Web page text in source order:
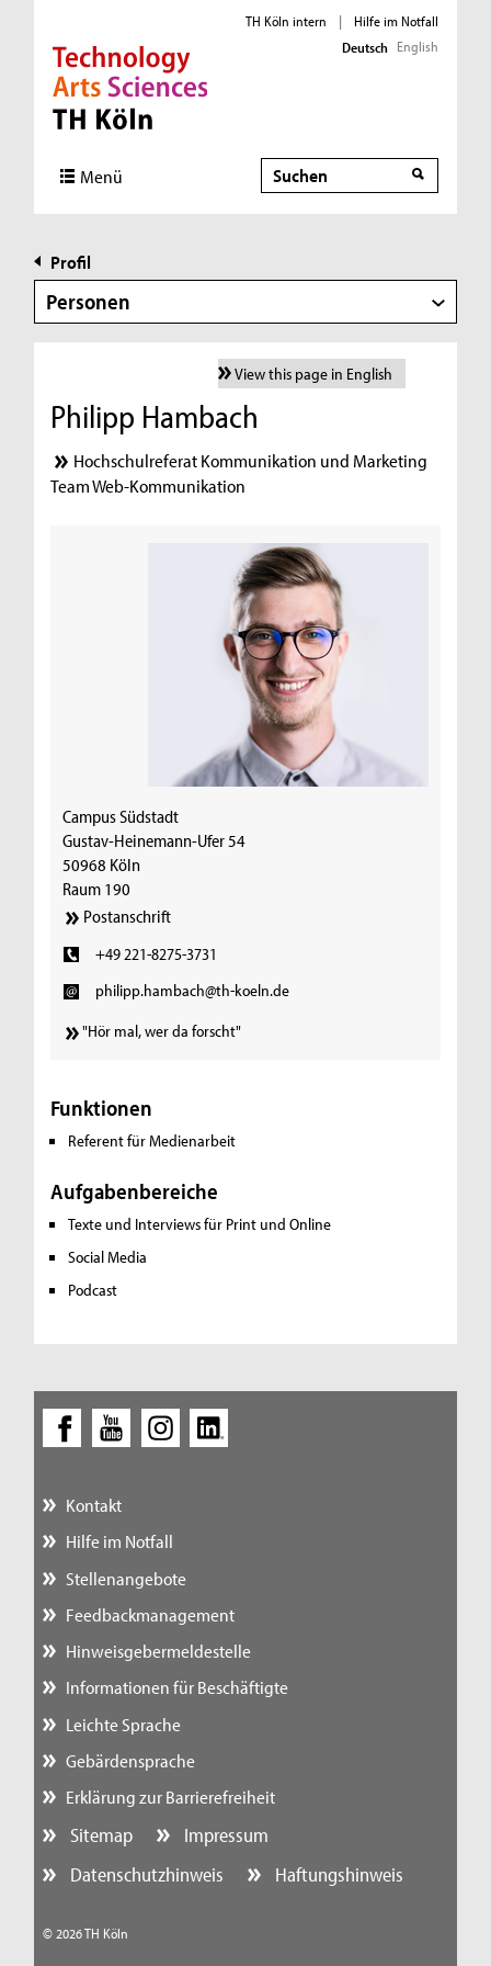
Direkt zur Hauptnavigation
Direkt zur Subnavigation
Direkt zum Inhalt
Direkt zum Fußbereich
TH Köln intern |
Hilfe im Notfall
Deutsch English
Menü Suche
Profil
Personen
View this page in English
Philipp Hambach
Hochschulreferat Kommunikation und Marketing
Team Web-Kommunikation
Campus Südstadt
Gustav-Heinemann-Ufer 54
50968 Köln
Raum 190
Postanschrift
+49 221-8275-3731
philipp.hambach@th-koeln.de
"Hör mal, wer da forscht"
Funktionen
Referent für Medienarbeit
Aufgabenbereiche
Texte und Interviews für Print und Online
Social Media
Podcast
Kontakt
Hilfe im Notfall
Stellenangebote
Feedbackmanagement
Hinweisgebermeldestelle
Informationen für Beschäftigte
Leichte Sprache
Gebärdensprache
Erklärung zur Barrierefreiheit
Sitemap
Impressum
Datenschutzhinweis
Haftungshinweis
© 2026 TH Köln